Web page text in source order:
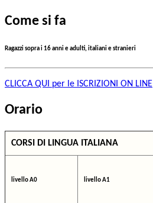
Come si fa
Ragazzi sopra i 16 anni e adulti, italiani e stranieri
CLICCA QUI per le ISCRIZIONI ON LINE
Orario
CORSI DI LINGUA ITALIANA
livello A0 livello A1